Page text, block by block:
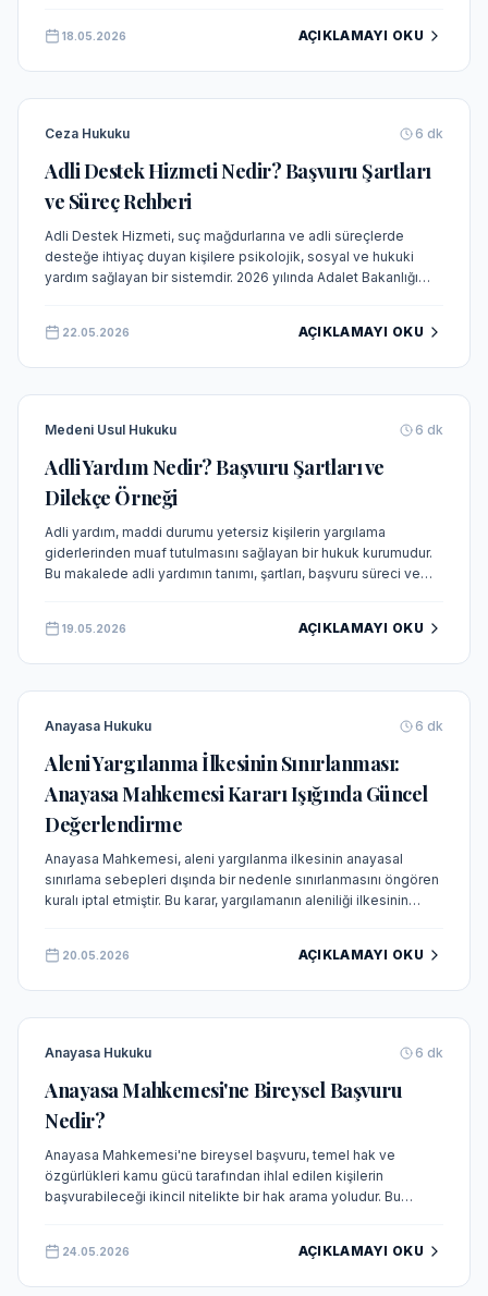
alınmaktadır.
18.05.2026 AÇIKLAMAYI OKU
Ceza Hukuku 6 dk
Adli Destek Hizmeti Nedir? Başvuru Şartları
ve Süreç Rehberi
Adli Destek Hizmeti, suç mağdurlarına ve adli süreçlerde
desteğe ihtiyaç duyan kişilere psikolojik, sosyal ve hukuki
yardım sağlayan bir sistemdir. 2026 yılında Adalet Bakanlığı
22.05.2026 AÇIKLAMAYI OKU
Medeni Usul Hukuku 6 dk
Adli Yardım Nedir? Başvuru Şartları ve
Dilekçe Örneği
Adli yardım, maddi durumu yetersiz kişilerin yargılama
giderlerinden muaf tutulmasını sağlayan bir hukuk kurumudur.
Bu makalede adli yardımın tanımı, şartları, başvuru süreci ve
19.05.2026 AÇIKLAMAYI OKU
Anayasa Hukuku 6 dk
Aleni Yargılanma İlkesinin Sınırlanması:
Anayasa Mahkemesi Kararı Işığında Güncel
Değerlendirme
Anayasa Mahkemesi, aleni yargılanma ilkesinin anayasal
sınırlama sebepleri dışında bir nedenle sınırlanmasını öngören
kuralı iptal etmiştir. Bu karar, yargılamanın aleniliği ilkesinin
20.05.2026 AÇIKLAMAYI OKU
Anayasa Hukuku 6 dk
Anayasa Mahkemesi'ne Bireysel Başvuru
Nedir?
Anayasa Mahkemesi'ne bireysel başvuru, temel hak ve
özgürlükleri kamu gücü tarafından ihlal edilen kişilerin
başvurabileceği ikincil nitelikte bir hak arama yoludur. Bu
24.05.2026 AÇIKLAMAYI OKU